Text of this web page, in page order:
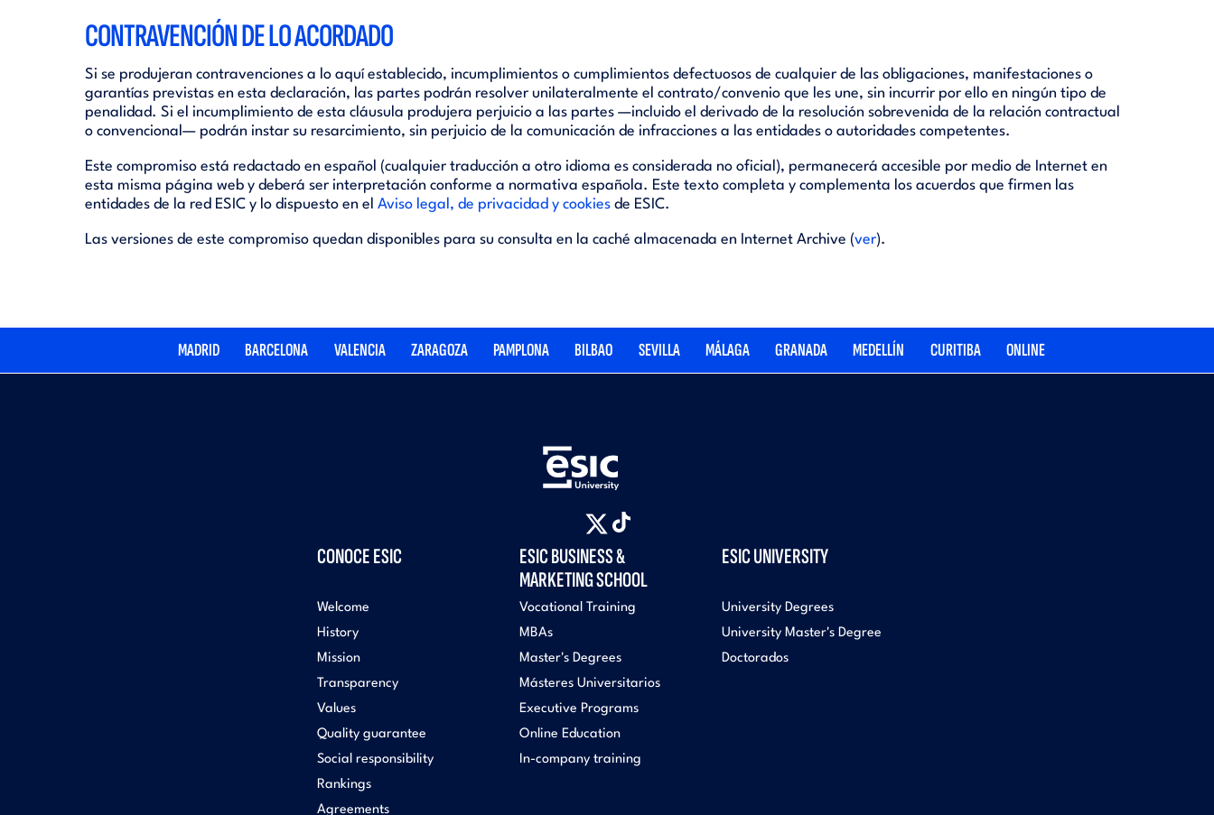
CONTRAVENCIÓN DE LO ACORDADO
Si se produjeran contravenciones a lo aquí establecido, incumplimientos o cumplimientos defectuosos de cualquier de las obligaciones, manifestaciones o
garantías previstas en esta declaración, las partes podrán resolver unilateralmente el contrato/convenio que les une, sin incurrir por ello en ningún tipo de
penalidad. Si el incumplimiento de esta cláusula produjera perjuicio a las partes —incluido el derivado de la resolución sobrevenida de la relación contractual
o convencional— podrán instar su resarcimiento, sin perjuicio de la comunicación de infracciones a las entidades o autoridades competentes.
Este compromiso está redactado en español (cualquier traducción a otro idioma es considerada no oficial), permanecerá accesible por medio de Internet en
esta misma página web y deberá ser interpretación conforme a normativa española. Este texto completa y complementa los acuerdos que firmen las
entidades de la red ESIC y lo dispuesto en elAviso legal, de privacidad y cookies de ESIC.
Las versiones de este compromiso quedan disponibles para su consulta en la caché almacenada en Internet Archive (ver).
MADRID BARCELONA VALENCIA ZARAGOZA PAMPLONA BILBAO SEVILLA MÁLAGA GRANADA MEDELLÍN CURITIBA ONLINE
CONOCE ESIC
Welcome
History
Mission
Transparency
Values
Quality guarantee
Social responsibility
Rankings
Agreements
ESIC BUSINESS &
MARKETING SCHOOL
Vocational Training
MBAs
Master's Degrees
Másteres Universitarios
Executive Programs
Online Education
In-company training
ESIC UNIVERSITY
University Degrees
University Master's Degree
Doctorados